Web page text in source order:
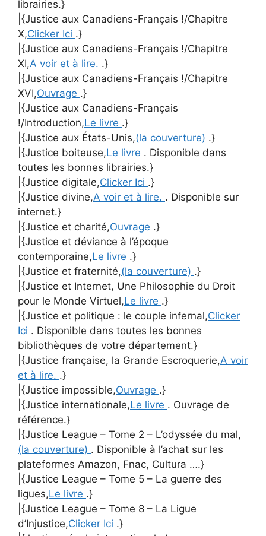
librairies.}
|{Justice aux Canadiens-Français !/Chapitre
X,Clicker Ici .}
|{Justice aux Canadiens-Français !/Chapitre
XI,A voir et à lire. .}
|{Justice aux Canadiens-Français !/Chapitre
XVI,Ouvrage .}
|{Justice aux Canadiens-Français
!/Introduction,Le livre .}
|{Justice aux États-Unis,(la couverture) .}
|{Justice boiteuse,Le livre . Disponible dans
toutes les bonnes librairies.}
|{Justice digitale,Clicker Ici .}
|{Justice divine,A voir et à lire. . Disponible sur
internet.}
|{Justice et charité,Ouvrage .}
|{Justice et déviance à l’époque
contemporaine,Le livre .}
|{Justice et fraternité,(la couverture) .}
|{Justice et Internet, Une Philosophie du Droit
pour le Monde Virtuel,Le livre .}
|{Justice et politique : le couple infernal,Clicker
Ici . Disponible dans toutes les bonnes
bibliothèques de votre département.}
|{Justice française, la Grande Escroquerie,A voir
et à lire. .}
|{Justice impossible,Ouvrage .}
|{Justice internationale,Le livre . Ouvrage de
référence.}
|{Justice League – Tome 2 – L’odyssée du mal,
(la couverture) . Disponible à l’achat sur les
plateformes Amazon, Fnac, Cultura ….}
|{Justice League – Tome 5 – La guerre des
ligues,Le livre .}
|{Justice League – Tome 8 – La Ligue
d’Injustice,Clicker Ici .}